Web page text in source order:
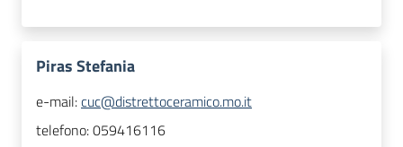
Piras Stefania
e-mail:cuc@distrettoceramico.mo.it
telefono:059416116